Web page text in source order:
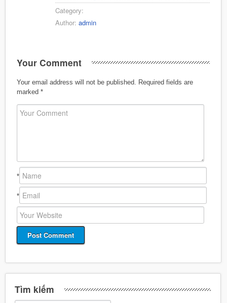
Category:
Author: admin
Your Comment
Your email address will not be published.
Required fields are
marked *
*
*
Tìm kiếm